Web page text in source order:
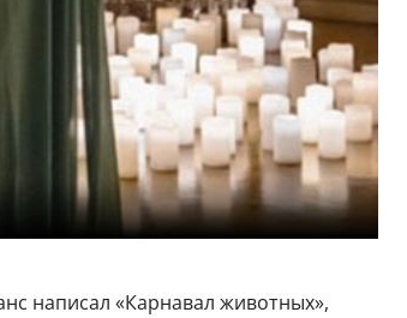
написал «Карнавал животных»,